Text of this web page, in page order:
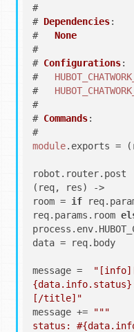
#
# Dependencies:
# None
#
# Configurations:
#
#
#
# Commands:
#
module. exports =
robot. router. post
(req, res) ->
room = if req.
req. params . room
process. env.
data = req. body
message =
[/title]"
message +=
"""
status: